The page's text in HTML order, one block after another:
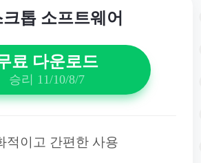
톱 소프트웨어
료 다운로드
승리 11/10/8/7
적이고 간편한 사용